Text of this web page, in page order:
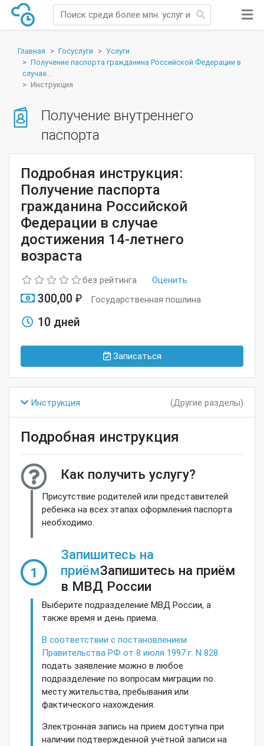
Главная Госуслуги
Услуги
Получение паспорта гражданина Российской Федерации в
случае...
Инструкция
Получение внутреннего
паспорта
Подробная инструкция:
Получение паспорта
гражданина Российской
Федерации в случае
достижения 14-летнего
возраста
без рейтинга Оценить
300,00 ₽ Государственная пошлина
10 дней
Записаться
Инструкция (Другие разделы)
Подробная инструкция
Как получить услугу?
Присутствие родителей или представителей
ребенка на всех этапах оформления паспорта
необходимо.
1
Запишитесь на
приёмЗапишитесь на приём
в МВД России
Выберите подразделение МВД России, а
также время и день приема.
В соответствии с постановлением
Правительства РФ от 8 июля 1997 г. N 828
подать заявление можно в любое
подразделение по вопросам миграции по
месту жительства, пребывания или
фактического нахождения.
Электронная запись на прием доступна при
наличии подтвержденной учётной записи на